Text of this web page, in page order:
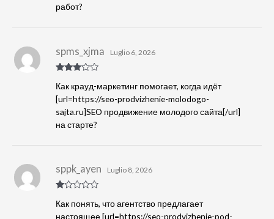
работ?
o3su
5
spms_xjma Luglio 6, 2026
Как крауд-маркетинг помогает, когда идёт
[url=https://seo-prodvizhenie-molodogo-
sajta.ru]SEO продвижение молодого сайта[/url]
на старте?
lu
sppk_ayen Luglio 8, 2026
Как понять, что агентство предлагает
настоящее [url=https://seo-prodvizhenie-pod-